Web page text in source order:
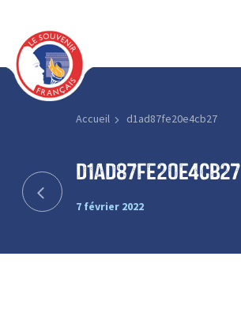
Accueil d1ad87fe20e4cb27
d1ad87fe20e4cb27
7 février 2022